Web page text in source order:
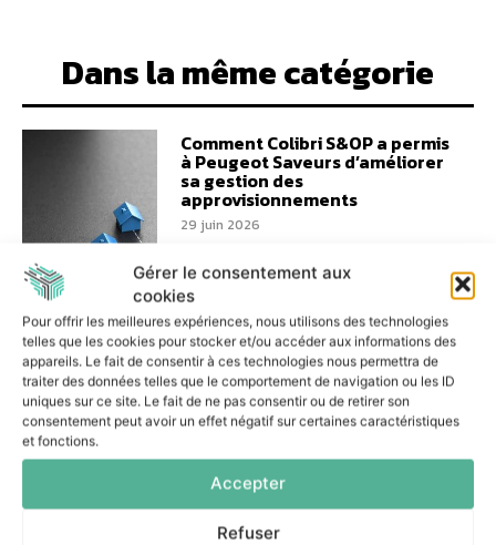
Gérer le consentement aux
cookies
Pour offrir les meilleures expériences, nous utilisons des technologies
telles que les cookies pour stocker et/ou accéder aux informations des
appareils. Le fait de consentir à ces technologies nous permettra de
traiter des données telles que le comportement de navigation ou les ID
uniques sur ce site. Le fait de ne pas consentir ou de retirer son
consentement peut avoir un effet négatif sur certaines caractéristiques
et fonctions.
Accepter
Refuser
Dans la même catégorie
Comment Colibri S&OP a permis
à Peugeot Saveurs d’améliorer
sa gestion des
approvisionnements
29 juin 2026
Un audit cyber transformé en
partenariat stratégique entre
Nibelis et Tenexa
17 juin 2026